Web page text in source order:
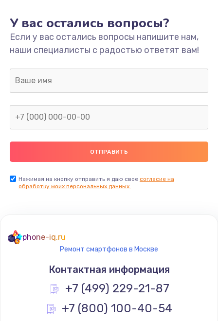
У вас остались вопросы?
Если у вас остались вопросы напишите нам,
наши специалисты с радостью ответят вам!
Нажимая на кнопку отправить я даю свое согласие на
обработку моих персональных данных.
phone-iq.ru
Ремонт смартфонов в Москве
Контактная информация
+7 (499) 229-21-87
+7 (800) 100-40-54